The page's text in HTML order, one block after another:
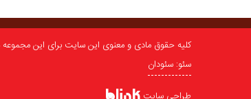
کلیه حقوق مادی و معنوی این سایت برای این
سئو: سئودان